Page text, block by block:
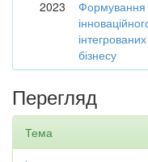
2023
Формування
бізнесу
Перегляд
Тема